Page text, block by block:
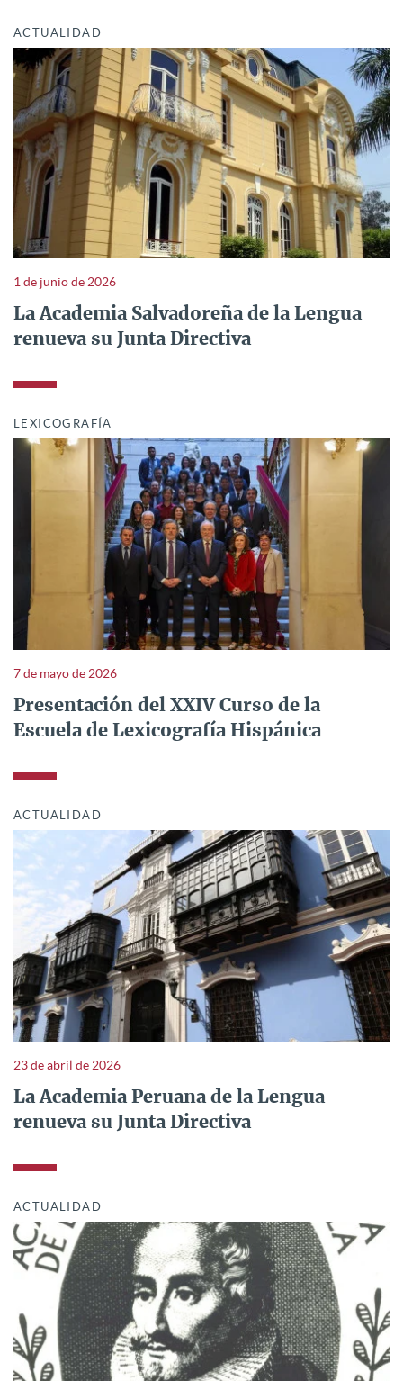
ACTUALIDAD
1 de junio de 2026
La Academia Salvadoreña de la Lengua
renueva su Junta Directiva
LEXICOGRAFÍA
7 de mayo de 2026
Presentación del XXIV Curso de la
Escuela de Lexicografía Hispánica
ACTUALIDAD
23 de abril de 2026
La Academia Peruana de la Lengua
renueva su Junta Directiva
ACTUALIDAD